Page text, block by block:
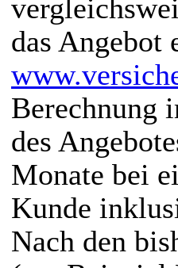
das
Berechnung
des
Monate bei
Kunde
Nach den